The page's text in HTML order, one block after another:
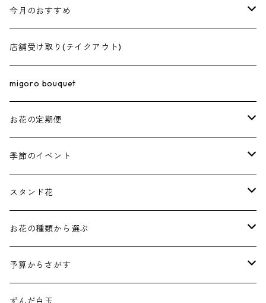
価格で選ぶ
3,000円〜
5,000円〜
20,000円〜
30,000円〜
4.5号
5号
5.5号
6号
7号
8号
10号
今月のおすすめ
花束･ブーケ
アレンジメント
店舗受け取り(テイクアウト)
migoro bouquet
お花の定期便
榊（さかき）
季節のイベント
お正月
しめ縄
成人式
バレンタイン / ホワイトデー
入学式･卒業式
スタンド花
お祝いスタンド
1段
2段
お供えスタンド
1段(白あがり)
価格で選ぶ
お花の種類から選ぶ
バラ
ユリ
予算からさがす
お祝い